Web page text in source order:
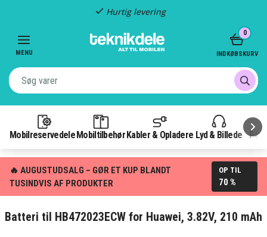
Hurtig levering
MENU
Mobilreservedele Mobiltilbehør Kabler & Opladere Lyd & Billede
0
INDKØBSKURV
🔥 AUGUSTUDSALG – GØR ET KUP BLANDT
TUSINDVIS AF PRODUKTER
OP TIL
70 %
Batteri til HB472023ECW for Huawei, 3.82V, 210 mAh